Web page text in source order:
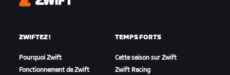
Zwift
ZWIFTEZ !
Pourquoi Zwift
Fonctionnement de Zwift
TEMPS FORTS
Cette saison sur Zwift
Zwift Racing